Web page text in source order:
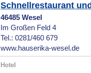
Schnellrestaurant
46485 Wesel
Im Großen Feld 4
Tel.: 0281/460 679
www.hauserika-wesel.de
Hotel